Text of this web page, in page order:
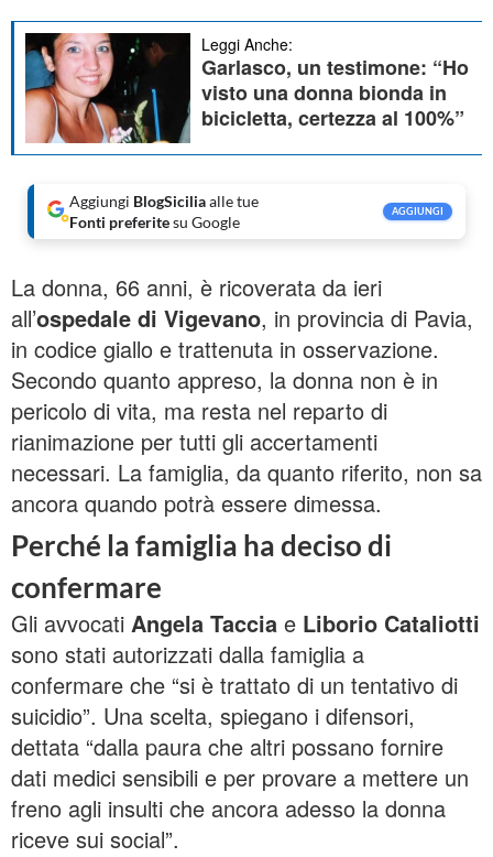
Leggi Anche:
Garlasco, un testimone: “Ho
visto una donna bionda in
bicicletta, certezza al 100%”
Aggiungi BlogSiciliaalle tue
Fonti preferitesu Google
AGGIUNGI
La donna, 66 anni, è ricoverata da ieri
all’ospedale di Vigevano, in provincia di Pavia,
in codice giallo e trattenuta in osservazione.
Secondo quanto appreso, la donna non è in
pericolo di vita, ma resta nel reparto di
rianimazione per tutti gli accertamenti
necessari. La famiglia, da quanto riferito, non sa
ancora quando potrà essere dimessa.
Perché la famiglia ha deciso di
confermare
Gli avvocati Angela Taccia e Liborio Cataliotti
sono stati autorizzati dalla famiglia a
confermare che “si è trattato di un tentativo di
suicidio”. Una scelta, spiegano i difensori,
dettata “dalla paura che altri possano fornire
dati medici sensibili e per provare a mettere un
freno agli insulti che ancora adesso la donna
riceve sui social”.